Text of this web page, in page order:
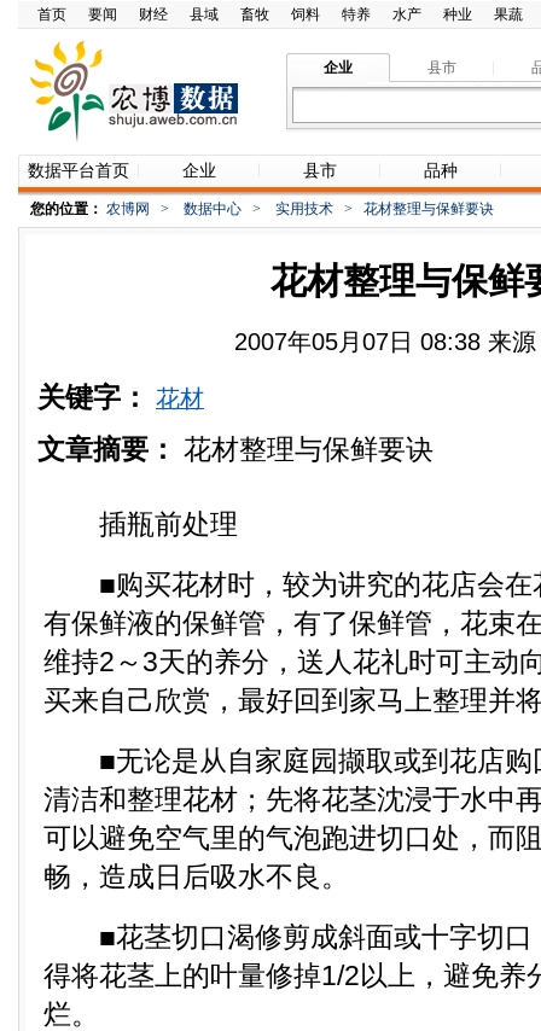
首页 要闻 财经 县域 畜牧 饲料 特养 水产 种业 果蔬
企业 县市
数据平台首页 企业 县市 品种
您的位置： 农博网 > 数据中心 > 实用技术 > 花材整理与保鲜要诀
花材整理与保鲜
2007年05月07日 08:38 来
关键字： 花材
文章摘要： 花材整理与保鲜要诀
插瓶前处理
■购买花材时，较为讲究的花店会在
有保鲜液的保鲜管，有了保鲜管，花束
维持2～3天的养分，送人花礼时可主动
买来自己欣赏，最好回到家马上整理并
■无论是从自家庭园撷取或到花店购
清洁和整理花材；先将花茎沈浸于水中
可以避免空气里的气泡跑进切口处，而
畅，造成日后吸水不良。
■花茎切口渴修剪成斜面或十字切口
得将花茎上的叶量修掉1/2以上，避免养
烂。